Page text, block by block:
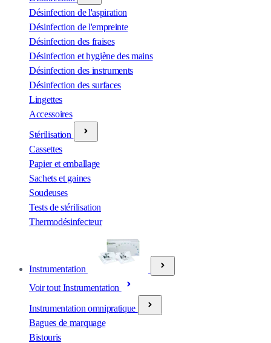
Désinfection de l'aspiration
Désinfection de l'empreinte
Désinfection des fraises
Désinfection et hygiène des mains
Désinfection des instruments
Désinfection des surfaces
Lingettes
Accessoires
Stérilisation
Cassettes
Papier et emballage
Sachets et gaines
Soudeuses
Tests de stérilisation
Thermodésinfecteur
Instrumentation
Voir tout Instrumentation
Instrumentation omnipratique
Bagues de marquage
Bistouris